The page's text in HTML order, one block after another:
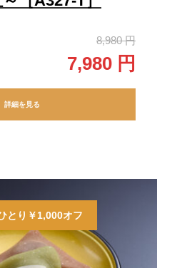
8,980 円
7,980 円
詳細を見る
とり￥1,000オフ